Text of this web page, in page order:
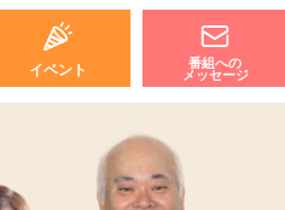
イベント
番組への
メッセージ